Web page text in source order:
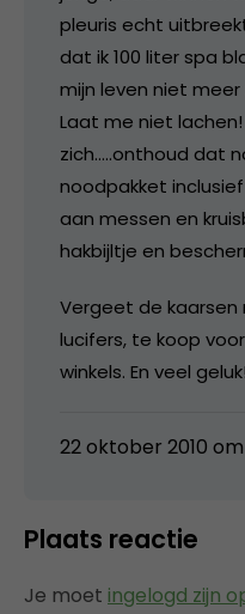
pleuris echt
dat ik 100 liter spa
mijn leven niet meer
Laat me niet
zich…..onthoud dat
noodpakket
aan messen en
hakbijltje en
Vergeet de
lucifers, te koop
winkels. En veel
22 oktober 2010
Plaats reactie
Je moet ingelogd zijn